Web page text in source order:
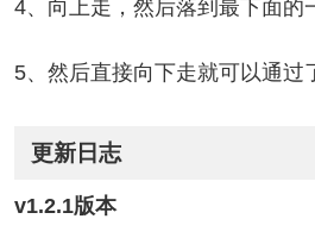
4、向上走，然后落到最下面的
5、然后直接向下走就可以通过
更新日志
v1.2.1版本